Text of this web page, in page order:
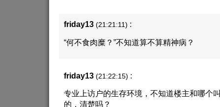
friday13 (21:21:11) :
“何不食肉糜？”不知道算不算精神病？
friday13 (21:22:15) :
专业上访户的生存环境，不知道楼主和哪个
的，清楚吗？